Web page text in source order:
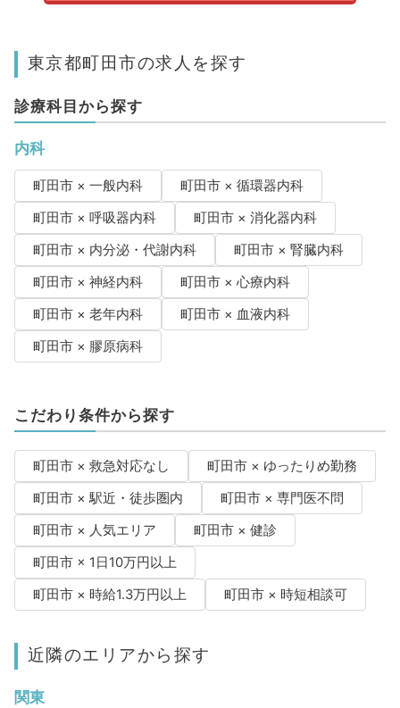
東京都町田市の求人を探す
診療科目から探す
内科
町田市 × 一般内科
町田市 × 循環器内科
町田市 × 呼吸器内科
町田市 × 消化器内科
町田市 × 内分泌・代謝内科
町田市 × 腎臓内科
町田市 × 神経内科
町田市 × 心療内科
町田市 × 老年内科
町田市 × 血液内科
町田市 × 膠原病科
こだわり条件から探す
町田市 × 救急対応なし
町田市 × ゆったりめ勤務
町田市 × 駅近・徒歩圏内
町田市 × 専門医不問
町田市 × 人気エリア
町田市 × 健診
町田市 × 1日10万円以上
町田市 × 時給1.3万円以上
町田市 × 時短相談可
近隣のエリアから探す
関東